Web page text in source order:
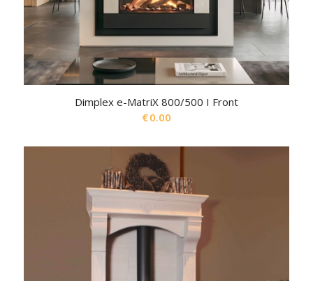
Dimplex e-MatriX 800/500 I Front
€0.00